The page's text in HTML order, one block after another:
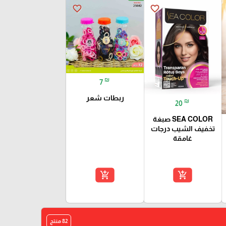
favorite_border
20 ₪
SEA COLOR صبغة
تخفيف الشيب درجات
غامقة
add_shopping_cart
favorite_border
7 ₪
ربطات شعر
add_shopping_cart
82 منتج